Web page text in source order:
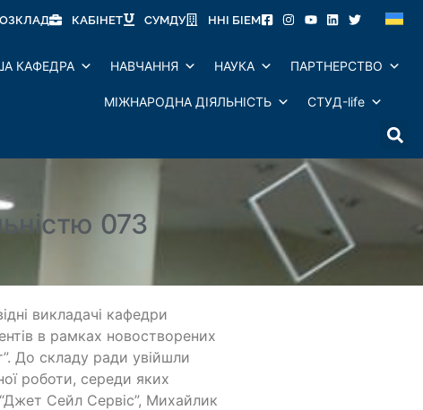
КАБІНЕТ СУМДУ ННІ БІЕМ
КАФЕДРА НАВЧАННЯ НАУКА ПАРТНЕРСТВО
МІЖНАРОДНА ДІЯЛЬНІСТЬ СТУД-life
073
викладачі кафедри
в рамках новостворених
До складу ради увійшли
роботи, середи яких
Сейл Сервіс”, Михайлик